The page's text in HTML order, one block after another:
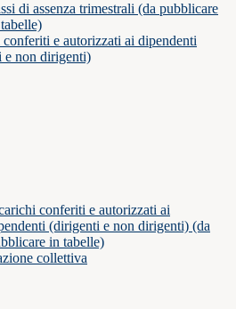
di assenza trimestrali (da pubblicare
e autorizzati ai dipendenti
e non dirigenti)
conferiti e autorizzati ai
(dirigenti e non dirigenti) (da
in tabelle)
collettiva